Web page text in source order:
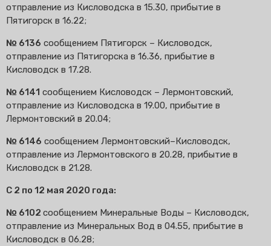
отправление из Кисловодска в 15.30, прибытие в
Пятигорск в 16.22;
№ 6136 сообщением Пятигорск – Кисловодск,
отправление из Пятигорска в 16.36, прибытие в
Кисловодск в 17.28.
№ 6141 сообщением Кисловодск – Лермонтовский,
отправление из Кисловодска в 19.00, прибытие в
Лермонтовский в 20.04;
№ 6146 сообщением Лермонтовский–Кисловодск,
отправление из Лермонтовского в 20.28, прибытие в
Кисловодск в 21.28.
С 2 по 12 мая 2020 года:
№ 6102 сообщением Минеральные Воды – Кисловодск,
отправление из Минеральных Вод в 04.55, прибытие в
Кисловодск в 06.28;